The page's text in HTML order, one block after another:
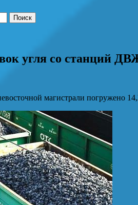
угля со станций
магистрали погружено